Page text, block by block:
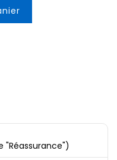
"Réassurance")